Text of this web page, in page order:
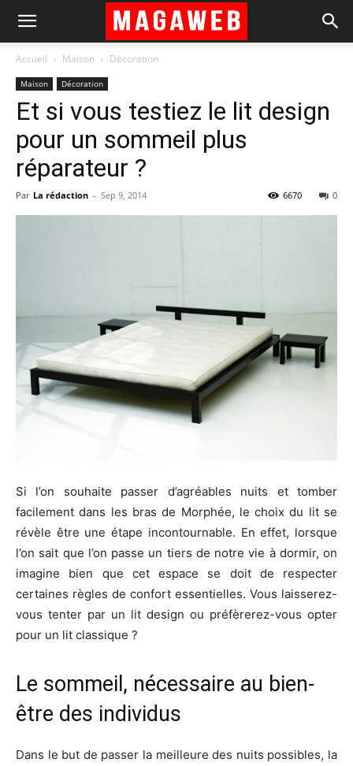
Accueil Maison Décoration
Maison Décoration
Et si vous testiez le lit design
pour un sommeil plus
réparateur ?
Par La rédaction - Sep 9, 2014 0
6670
Si l’on souhaite passer d’agréables nuits et tomber
facilement dans les bras de Morphée, le choix du lit se
révèle être une étape incontournable. En effet, lorsque
l’on sait que l’on passe un tiers de notre vie à dormir, on
imagine bien que cet espace se doit de respecter
certaines règles de confort essentielles. Vous laisserez-
vous tenter par un lit design ou préfèrerez-vous opter
pour un lit classique ?
Le sommeil, nécessaire au bien-
être des individus
Dans le but de passer la meilleure des nuits possibles, la